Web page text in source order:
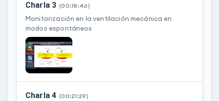
Charla 3 (00:18:46)
Monitorización en la ventilación mecánica en
modos espontáneos
Charla 4 (00:21:29)